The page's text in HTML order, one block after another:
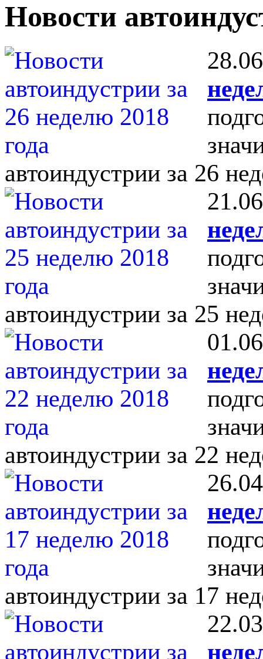
Новости
автоиндустрии за 26
автоиндустрии за 25
автоиндустрии за 22
автоиндустрии за 17